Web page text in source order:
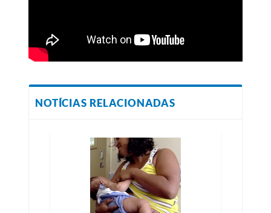
NOTÍCIAS RELACIONADAS